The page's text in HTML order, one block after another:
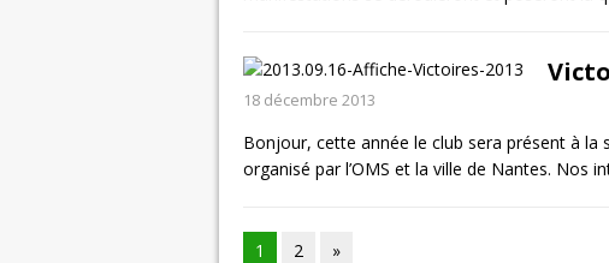
18 décembre 2013
Bonjour, cette année le club sera présent à la
organisé par l’OMS et la ville de Nantes. Nos
1 2 »